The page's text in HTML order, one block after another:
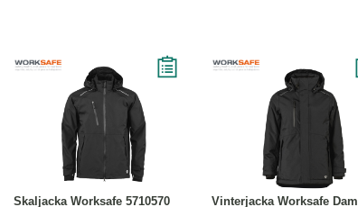
Skaljacka Worksafe 5710570
Vinterjacka Worksafe Dam
Läs mer